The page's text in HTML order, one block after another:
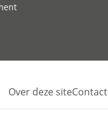
Footer
Over deze siteContact